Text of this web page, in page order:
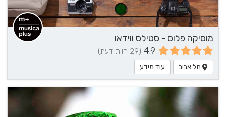
מוסיקה פלוס - סטילס ווידאו
4.9 (29 חוות דעת)
תל אביב עוד מידע